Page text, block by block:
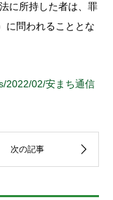
に所持した者は、罪
に問われることとな
2022/02/安まち通信